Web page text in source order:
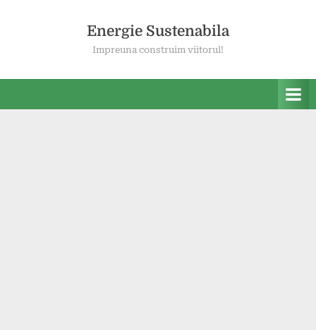
Energie Sustenabila
Impreuna construim viitorul!